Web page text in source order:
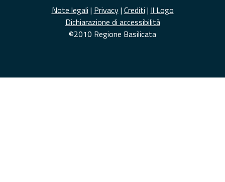
Note legali | Privacy| Crediti | Il Logo
Dichiarazione di accessibilità
©2010 Regione Basilicata